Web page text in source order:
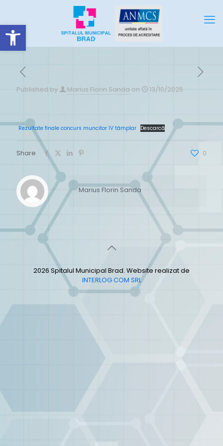
Deschide bara de unelte
Published by Marius Florin Sanda on 13/10/2025
Rezultate finale concurs muncitor IV tâmplar Descarcă
Share 0
Marius Florin Sanda
2026 Spitalul Municipal Brad. Website realizat de
INTERLOG COM SRL